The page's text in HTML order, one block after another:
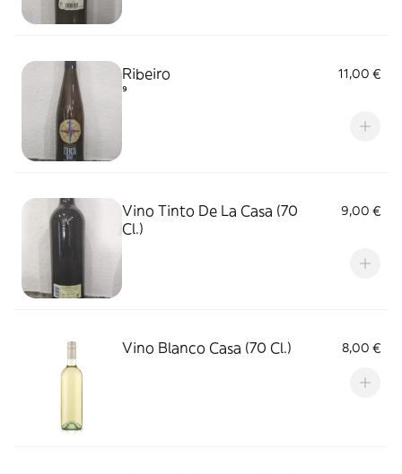
Ribeiro
11,00 €
⁹
Vino Tinto De La Casa (70
Cl.)
9,00 €
Vino Blanco Casa (70 Cl.) 8,00 €